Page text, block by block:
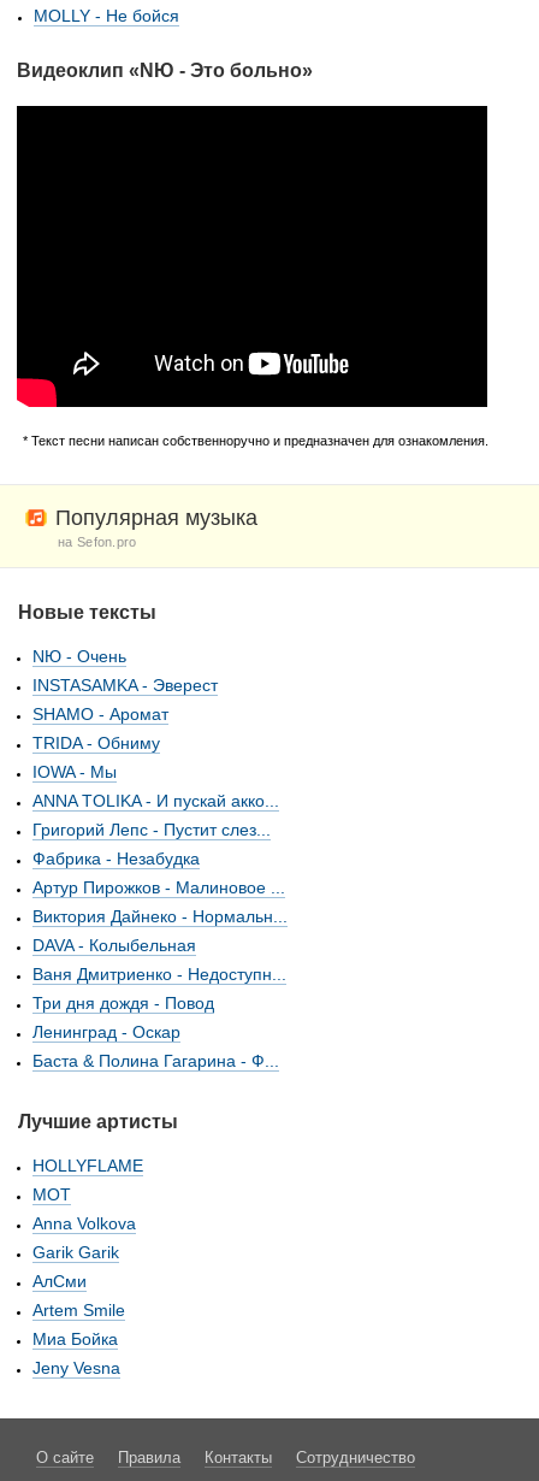
MOLLY - Не бойся
Видеоклип «NЮ - Это больно»
* Текст песни написан собственноручно и предназначен для ознакомления.
Популярная музыка
на Sefon.pro
Новые тексты
NЮ - Очень
INSTASAMKA - Эверест
SHAMO - Аромат
TRIDA - Обниму
IOWA - Мы
ANNA TOLIKA - И пускай акко...
Григорий Лепс - Пустит слез...
Фабрика - Незабудка
Артур Пирожков - Малиновое ...
Виктория Дайнеко - Нормальн...
DAVA - Колыбельная
Ваня Дмитриенко - Недоступн...
Три дня дождя - Повод
Ленинград - Оскар
Баста & Полина Гагарина - Ф...
Лучшие артисты
HOLLYFLAME
МОТ
Anna Volkova
Garik Garik
АлСми
Artem Smile
Миа Бойка
Jeny Vesna
О сайте Правила Контакты Сотрудничество